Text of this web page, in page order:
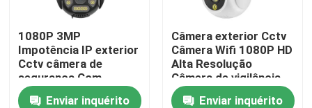
Contacte-nos
Notícias
1080P 3MP
Impotência IP exterior
Cctv câmera de
segurança Com
aplicativo V380pro
Enviar inquérito
Câmera exterior Cctv
Câmera Wifi 1080P HD
Alta Resolução
Câmera de vigilância
de filmes
Enviar inquérito